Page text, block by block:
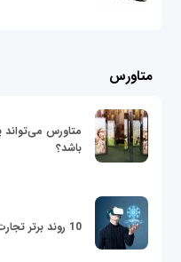
متاورس
متاورس
باشد؟
10 روند برتر تجارت و فناوری در سال 2022